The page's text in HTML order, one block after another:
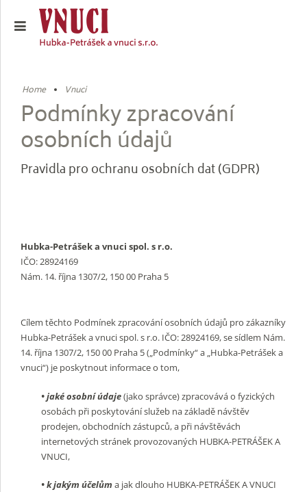
Home Vnuci
Podmínky zpracování
osobních údajů
Pravidla pro ochranu osobních dat (GDPR)
Hubka-Petrášek a vnuci spol. s r.o.
IČO: 28924169
Nám. 14. října 1307/2, 150 00 Praha 5
Cílem těchto Podmínek zpracování osobních údajů pro zákazníky
Hubka-Petrášek a vnuci spol. s r.o. IČO: 28924169, se sídlem Nám.
14. října 1307/2, 150 00 Praha 5 („Podmínky“ a „Hubka-Petrášek a
vnuci“) je poskytnout informace o tom,
• jakéosobní údaje(jako správce) zpracovává o fyzických
osobách při poskytování služeb na základě návštěv
prodejen, obchodních zástupců, a při návštěvách
internetových stránek provozovaných HUBKA-PETRÁŠEK A
VNUCI,
• k jakým účelům a jak dlouho HUBKA-PETRÁŠEK A VNUCI